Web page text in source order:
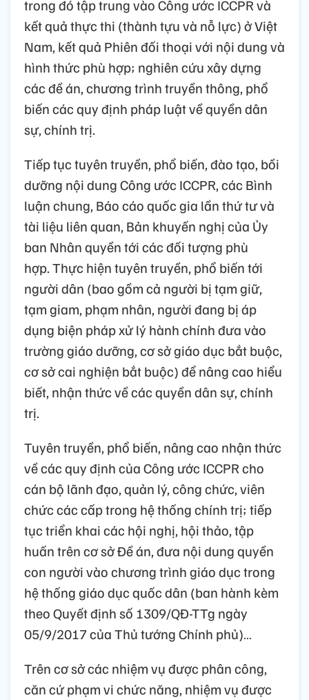
trong đó tập trung vào Công ước ICCPR và
kết quả thực thi (thành tựu và nỗ lực) ở Việt
Nam, kết quả Phiên đối thoại với nội dung và
hình thức phù hợp; nghiên cứu xây dựng
các đề án, chương trình truyền thông, phổ
biến các quy định pháp luật về quyền dân
sự, chính trị.
Tiếp tục tuyên truyền, phổ biến, đào tạo, bồi
dưỡng nội dung Công ước ICCPR, các Bình
luận chung, Báo cáo quốc gia lần thứ tư và
tài liệu liên quan, Bản khuyến nghị của Ủy
ban Nhân quyền tới các đối tượng phù
hợp. Thực hiện tuyên truyền, phổ biến tới
người dân (bao gồm cả người bị tạm giữ,
tạm giam, phạm nhân, người đang bị áp
dụng biện pháp xử lý hành chính đưa vào
trường giáo dưỡng, cơ sở giáo dục bắt buộc,
cơ sở cai nghiện bắt buộc) để nâng cao hiểu
biết, nhận thức về các quyền dân sự, chính
trị.
Tuyên truyền, phổ biến, nâng cao nhận thức
về các quy định của Công ước ICCPR cho
cán bộ lãnh đạo, quản lý, công chức, viên
chức các cấp trong hệ thống chính trị; tiếp
tục triển khai các hội nghị, hội thảo, tập
huấn trên cơ sở Đề án, đưa nội dung quyền
con người vào chương trình giáo dục trong
hệ thống giáo dục quốc dân (ban hành kèm
theo Quyết định số 1309/QĐ-TTg ngày
05/9/2017 của Thủ tướng Chính phủ)…
Trên cơ sở các nhiệm vụ được phân công,
căn cứ phạm vi chức năng, nhiệm vụ được